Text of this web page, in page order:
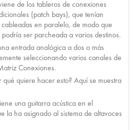
de los tableros de conexiones
(patch bays), que tenían
en paralelo, de modo que
ser parcheada a varios destinos.
entrada analógica a dos o más
seleccionando varios canales de
Conexiones.
qué quiere hacer esto? Aquí se muestra
una guitarra acústica en el
la ha asignado al sistema de altavoces